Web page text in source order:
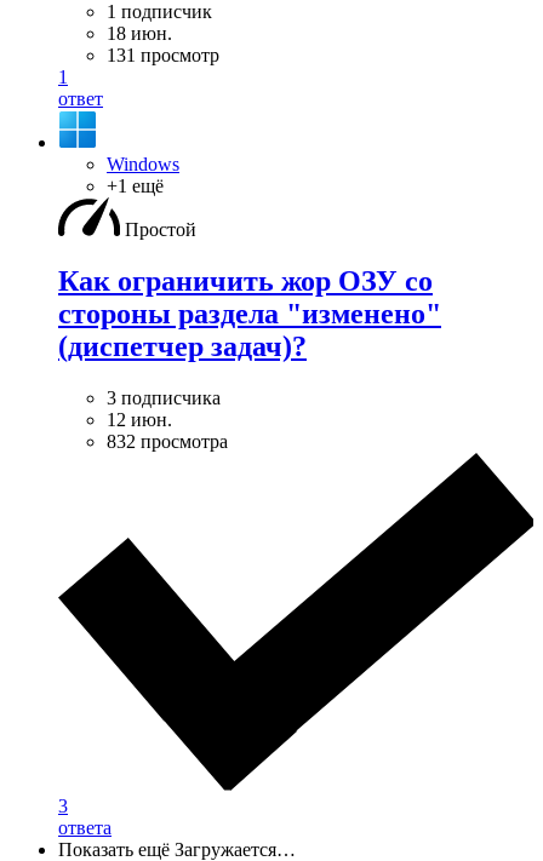
1 подписчик
18 июн.
131 просмотр
1
ответ
Windows
+1 ещё
Простой
Как ограничить жор ОЗУ со
стороны раздела "изменено"
(диспетчер задач)?
3 подписчика
12 июн.
832 просмотра
3
ответа
Показать ещё Загружается…